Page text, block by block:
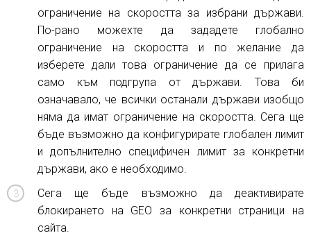
ограничение на скоростта за избрани държави.
По-рано можехте да зададете глобално
ограничение на скоростта и по желание да
изберете дали това ограничение да се прилага
само към подгрупа от държави. Това би
означавало, че всички останали държави изобщо
няма да имат ограничение на скоростта. Сега ще
бъде възможно да конфигурирате глобален лимит
и допълнително специфичен лимит за конкретни
държави, ако е необходимо.
Сега ще бъде възможно да деактивирате
блокирането на GEO за конкретни страници на
сайта.